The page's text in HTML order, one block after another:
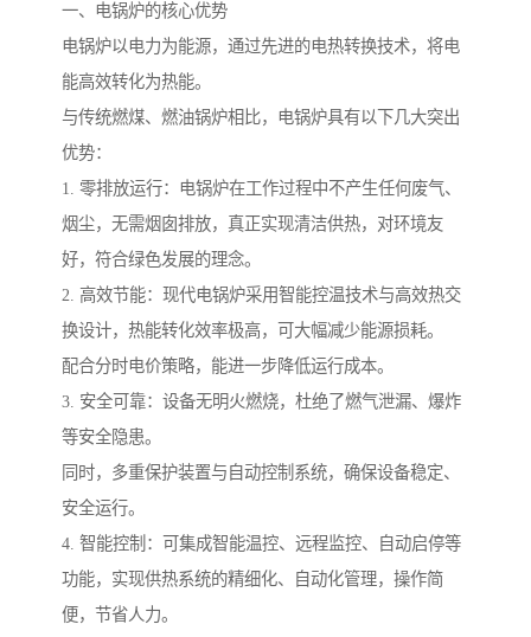
一、电锅炉的核心优势
电锅炉以电力为能源，通过先进的电热转换技术，将电
能高效转化为热能。
与传统燃煤、燃油锅炉相比，电锅炉具有以下几大突出
优势：
1. 零排放运行：电锅炉在工作过程中不产生任何废气、
烟尘，无需烟囱排放，真正实现清洁供热，对环境友
好，符合绿色发展的理念。
2. 高效节能：现代电锅炉采用智能控温技术与高效热交
换设计，热能转化效率极高，可大幅减少能源损耗。
配合分时电价策略，能进一步降低运行成本。
3. 安全可靠：设备无明火燃烧，杜绝了燃气泄漏、爆炸
等安全隐患。
同时，多重保护装置与自动控制系统，确保设备稳定、
安全运行。
4. 智能控制：可集成智能温控、远程监控、自动启停等
功能，实现供热系统的精细化、自动化管理，操作简
便，节省人力。